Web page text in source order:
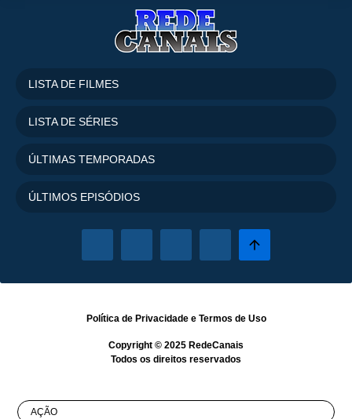
LISTA DE FILMES
LISTA DE SÉRIES
ÚLTIMAS TEMPORADAS
ÚLTIMOS EPISÓDIOS
Política de Privacidadee Termos de Uso
Copyright © 2025 RedeCanais
Todos os direitos reservados
AÇÃO